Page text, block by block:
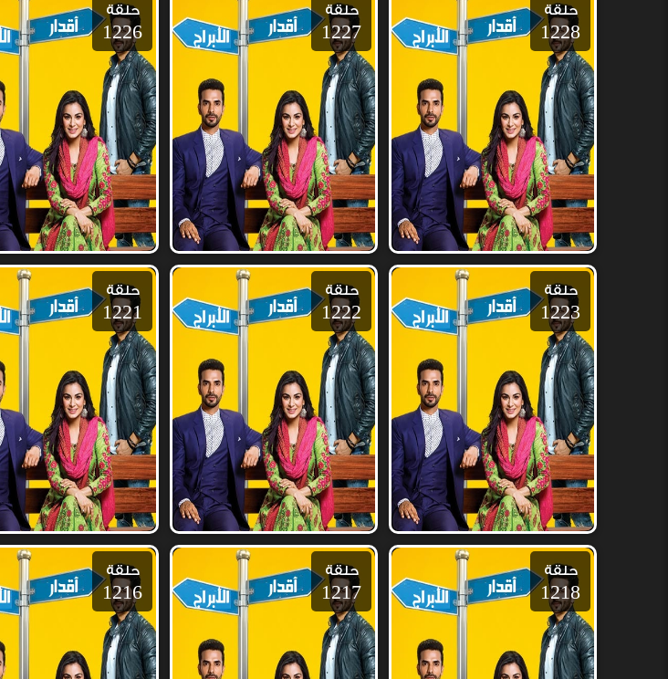
حلقة
1228
حلقة
1227
حلقة
1226
حلقة
1223
حلقة
1222
حلقة
1221
حلقة
1218
حلقة
1217
حلقة
1216